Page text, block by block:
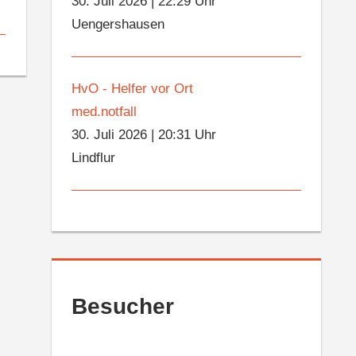
Uengershausen
HvO - Helfer vor Ort
med.notfall
30. Juli 2026 |20:31 Uhr
Lindflur
Besucher